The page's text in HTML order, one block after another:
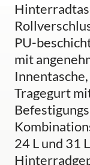
PU-
mit
Tragegurt
24 L und 31